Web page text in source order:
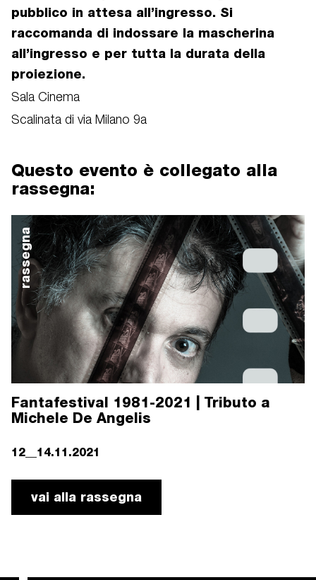
pubblico in attesa all’ingresso. Si
raccomanda di indossare la mascherina
all’ingresso e per tutta la durata della
proiezione.
Sala Cinema
Scalinata di via Milano 9a
Questo evento è collegato alla
rassegna:
rassegna
Fantafestival 1981-2021 | Tributo a
Michele De Angelis
12__14.11.2021
vai alla rassegna